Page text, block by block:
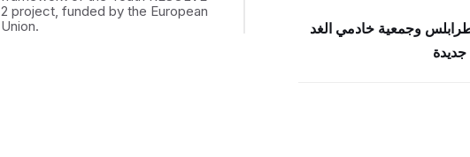
وجمعية خادمي الغد
2 project, funded by the European
Union.